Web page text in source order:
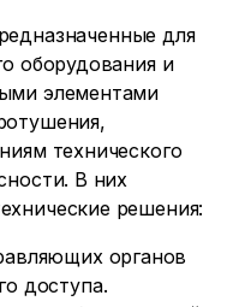
для
оборудования и
элементами
технического
В них
решения:
органов
доступа.